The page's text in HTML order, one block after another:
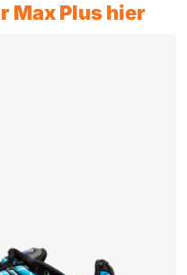
Max Plus hier